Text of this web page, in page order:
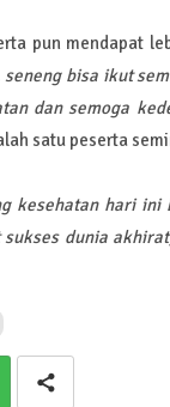
pun mendapat
seneng bisa ikut
dan semoga
satu peserta
kesehatan hari
dunia